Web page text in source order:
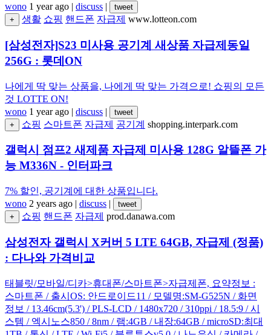
wono 1 year ago | discuss |
tweet
+
생활 쇼핑 핸드폰 자급제 www.lotteon.com
[삼성전자]S23 미사용 공기계 새상품 자급제동일
256G : 롯데ON
나에게 딱 맞는 상품을, 나에게 딱 맞는 가격으로! 쇼핑의 모든
것 LOTTE ON!
wono 1 year ago | discuss |
tweet
+
쇼핑 스마트폰 자급제 공기계 shopping.interpark.com
갤럭시 점프2 새제품 자급제 미사용 128G 알뜰폰 가
능 M336N - 인터파크
7% 할인, 공기계에 대한 상품입니다.
wono 2 years ago | discuss |
tweet
+
쇼핑 핸드폰 자급제 prod.danawa.com
삼성전자 갤럭시 X커버 5 LTE 64GB, 자급제 (정품)
: 다나와 가격비교
태블릿/모바일/디카>휴대폰/스마트폰>자급제폰, 요약정보 :
스마트폰 / 출시OS: 안드로이드11 / 모델명:SM-G525N / 화면
정보 / 13.46cm(5.3') / PLS-LCD / 1480x720 / 310ppi / 18.5:9 / 시
스템 / 엑시노스850 / 8nm / 램:4GB / 내장:64GB / microSD:최대